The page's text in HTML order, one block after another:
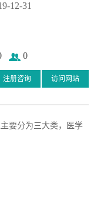
12-31
0
访问网站
注册咨询
要分为三大类，医学